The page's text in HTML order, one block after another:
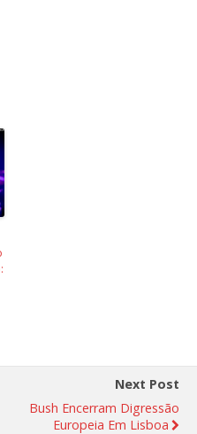
Next Post
Bush Encerram Digressão
Europeia Em Lisboa